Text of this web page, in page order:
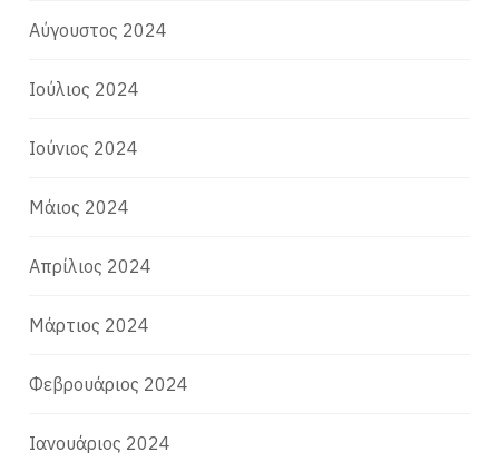
Αύγουστος 2024
Ιούλιος 2024
Ιούνιος 2024
Μάιος 2024
Απρίλιος 2024
Μάρτιος 2024
Φεβρουάριος 2024
Ιανουάριος 2024